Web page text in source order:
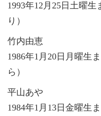
1993年12月25日土曜
り）
竹内由恵
1986年1月20日月曜生
ら）
平山あや
1984年1月13日金曜生